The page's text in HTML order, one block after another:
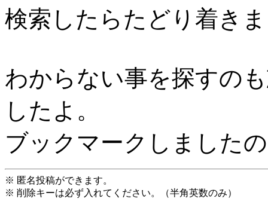
検索したらたどり着き
わからない事を探すの
したよ。
ブックマークしました
※ 匿名投稿ができます。
※ 削除キーは必ず入れてください。（半角英数のみ）